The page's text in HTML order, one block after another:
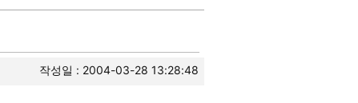
작성일 : 2004-03-28 13:28:48